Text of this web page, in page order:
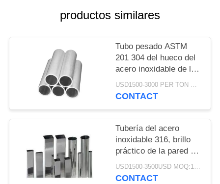
SOLICITAR
CITA
SITIO
PRIVACY
POLICY
productos similares
Tubo pesado ASTM
201 304 del hueco del
acero inoxidable de la
pared duplex de 316
grados
USD1500-3000 PER TON MOQ:1TON
CONTACT
Tubería del acero
inoxidable 316, brillo
práctico de la pared del
tubo fino del acero
inoxidable alto
USD1500-3500USD MOQ:1 tonelada
CONTACT